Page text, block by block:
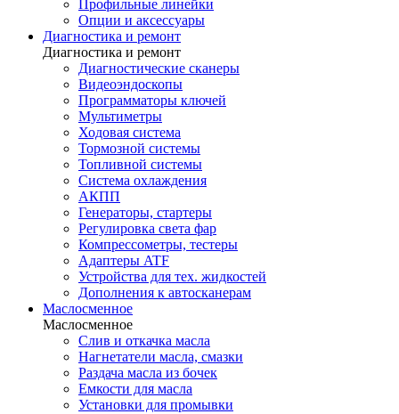
Профильные линейки
Опции и аксессуары
Диагностика и ремонт
Диагностика и ремонт
Диагностические сканеры
Видеоэндоскопы
Программаторы ключей
Мультиметры
Ходовая система
Тормозной системы
Топливной системы
Система охлаждения
АКПП
Генераторы, стартеры
Регулировка света фар
Компрессометры, тестеры
Адаптеры ATF
Устройства для тех. жидкостей
Дополнения к автосканерам
Маслосменное
Маслосменное
Слив и откачка масла
Нагнетатели масла, смазки
Раздача масла из бочек
Емкости для масла
Установки для промывки